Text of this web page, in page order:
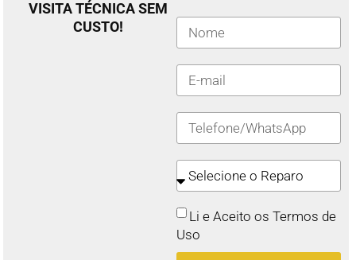
VISITA TÉCNICA SEM
CUSTO!
Li e Aceito os Termos de
Uso